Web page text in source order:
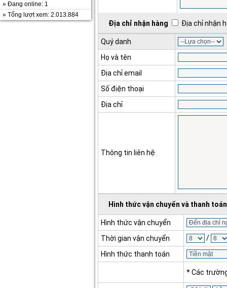
» Đang online: 1
» Tổng lượt xem: 2.013.884
Địa chỉ nhận hàng Địa chỉ nhận
Quý danh
Họ và tên
Địa chỉ email
Số điện thoại
Địa chỉ
Thông tin liên hệ
Hình thức vận chuyển và thanh toán
Hình thức vận chuyển
Thời gian vận chuyển
/
Hình thức thanh toán
* Các